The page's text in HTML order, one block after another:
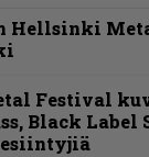
Hellsinki
Festival
Black
esiintyjiä